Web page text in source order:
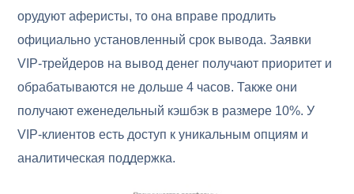
орудуют аферисты, то она вправе продлить
официально установленный срок вывода. Заявки
VIP-трейдеров на вывод денег получают приоритет и
обрабатываются не дольше 4 часов. Также они
получают еженедельный кэшбэк в размере 10%. У
VIP-клиентов есть доступ к уникальным опциям и
аналитическая поддержка.